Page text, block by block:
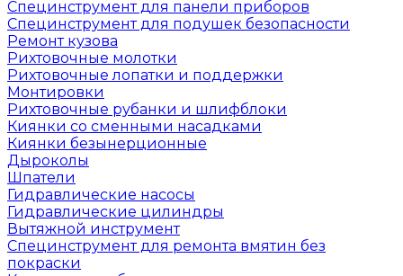
Специнструмент для панели приборов
Специнструмент для подушек безопасности
Ремонт кузова
Рихтовочные молотки
Рихтовочные лопатки и поддержки
Монтировки
Рихтовочные рубанки и шлифблоки
Киянки со сменными насадками
Киянки безынерционные
Дыроколы
Шпатели
Гидравлические насосы
Гидравлические цилиндры
Вытяжной инструмент
Специнструмент для ремонта вмятин без
покраски